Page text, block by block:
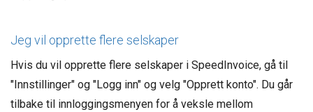
Jeg vil opprette flere selskaper
Hvis du vil opprette flere selskaper i SpeedInvoice, gå til
"Innstillinger" og "Logg inn" og velg "Opprett konto". Du går
tilbake til innloggingsmenyen for å veksle mellom